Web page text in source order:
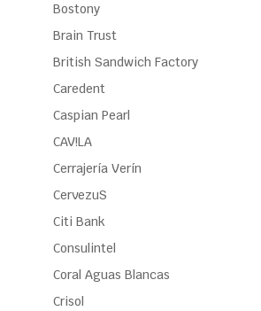
Bostony
Brain Trust
British Sandwich Factory
Caredent
Caspian Pearl
CAV!LA
Cerrajería Verín
CervezuS
Citi Bank
Consulintel
Coral Aguas Blancas
Crisol